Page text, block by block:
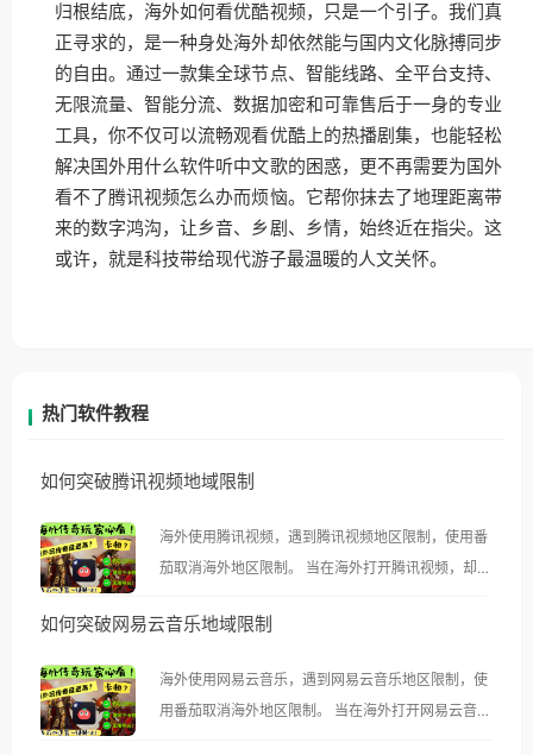
归根结底，海外如何看优酷视频，只是一个引子。我们真
正寻求的，是一种身处海外却依然能与国内文化脉搏同步
的自由。通过一款集全球节点、智能线路、全平台支持、
无限流量、智能分流、数据加密和可靠售后于一身的专业
工具，你不仅可以流畅观看优酷上的热播剧集，也能轻松
解决国外用什么软件听中文歌的困惑，更不再需要为国外
看不了腾讯视频怎么办而烦恼。它帮你抹去了地理距离带
来的数字鸿沟，让乡音、乡剧、乡情，始终近在指尖。这
或许，就是科技带给现代游子最温暖的人文关怀。
热门软件教程
如何突破腾讯视频地域限制
海外使用腾讯视频，遇到腾讯视频地区限制，使用番
茄取消海外地区限制。 当在海外打开腾讯视频，却突
示语。 海外用户如香港、澳门、台湾、美国、加拿
像其他音乐平台一样，出现地区及版权限制问题，且
仅能在中国大陆地区播放。 遇到这个问题的朋友们，
如何突破网易云音乐地域限制
海外使用网易云音乐，遇到网易云音乐地区限制，使
用番茄取消海外地区限制。 当在海外打开网易云音